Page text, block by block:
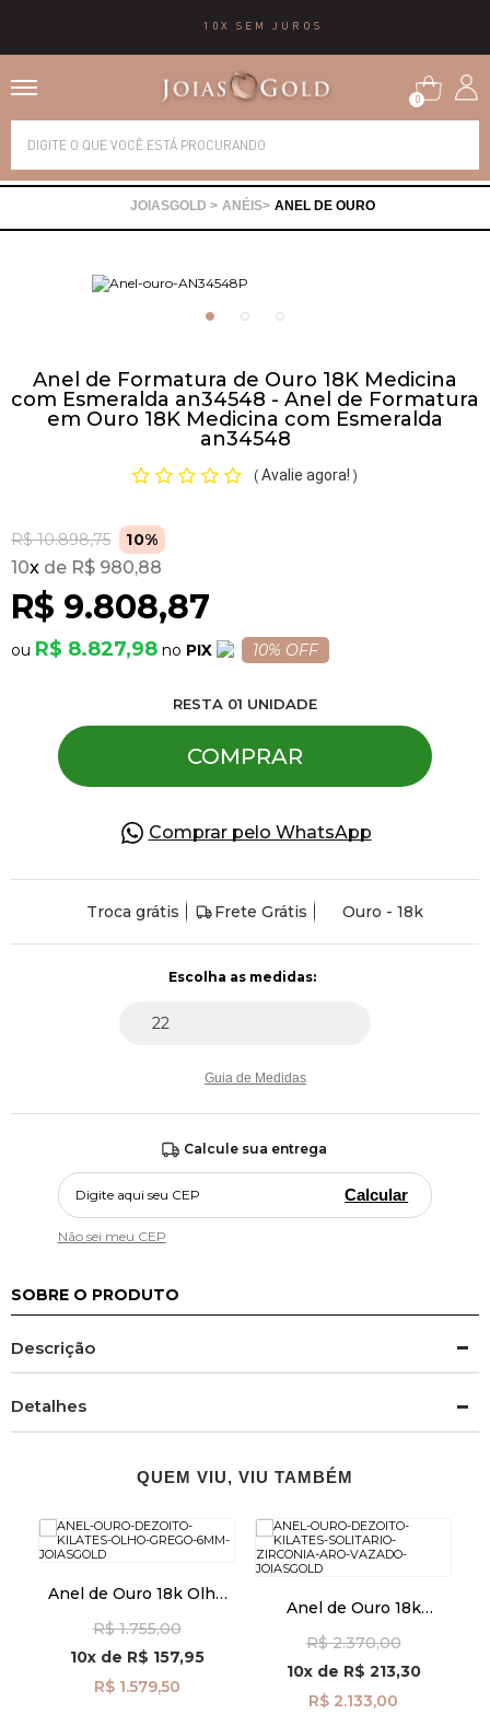
10X SEM JUROS
0
ANÉIS ANEL DE OURO
Anel de Formatura de Ouro 18K Medicina
com Esmeralda an34548 - Anel de Formatura
em Ouro 18K Medicina com Esmeralda
an34548
( Avalie agora! )
R$ 10.898,75 10%
R$ 9.808,87
10x R$ 980,88
R$ 8.827,98 PIX 10% OFF
RESTA 01 UNIDADE
COMPRAR
Comprar pelo WhatsApp
Troca grátis Frete Grátis Ouro - 18k
Guia de Medidas
Calcule sua entrega
Calcular
Não sei meu CEP
SOBRE O PRODUTO
Descrição
Detalhes
QUEM VIU, VIU TAMBÉM
Anel de Ouro 18k Olho
R$ 1.755,00
10xde R$ 157,95
R$ 1.579,50
Anel de Ouro 18k
Aro Vazado an41962
R$ 2.370,00
10xde R$ 213,30
R$ 2.133,00
Alianças
Brincos
Gargantilhas
Pulseiras
Piercing
OFERTAS